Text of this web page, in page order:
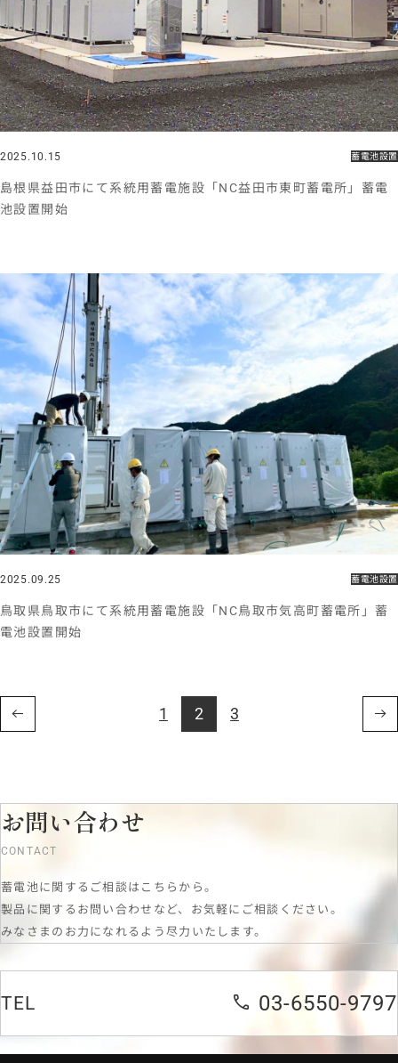
2025.10.15 蓄電池設置
島根県益田市にて系統用蓄電施設「NC益田市東町蓄電所」蓄電
池設置開始
2025.09.25 蓄電池設置
鳥取県鳥取市にて系統用蓄電施設「NC鳥取市気高町蓄電所」蓄
電池設置開始
1 2 3
お問い合わせ
CONTACT
蓄電池に関するご相談はこちらから。
製品に関するお問い合わせなど、お気軽にご相談ください。
みなさまのお力になれるよう尽力いたします。
TEL 03-6550-9797